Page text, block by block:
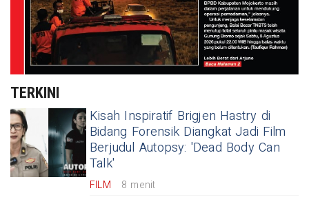
TERKINI
Kisah Inspiratif Brigjen Hastry di
Bidang Forensik Diangkat Jadi Film
Berjudul Autopsy: 'Dead Body Can
Talk'
FILM 8 menit